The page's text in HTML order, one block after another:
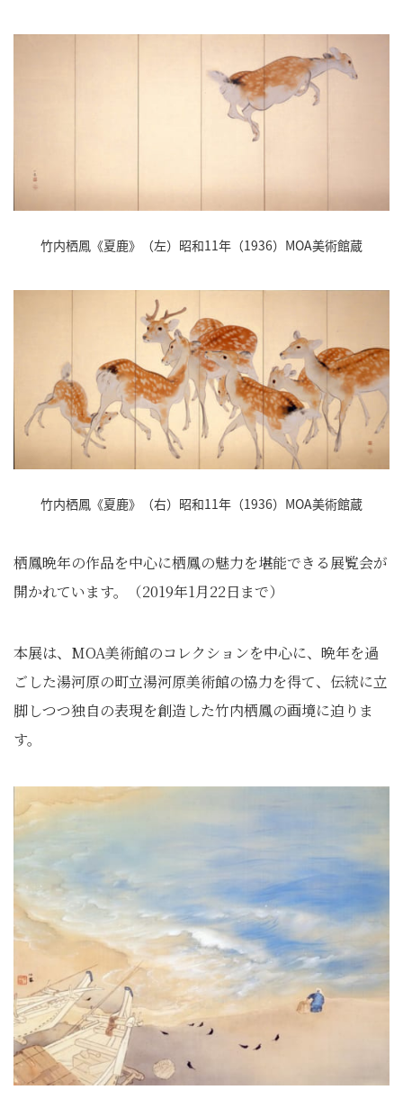
竹内栖鳳《夏鹿》（左）昭和11年（1936）MOA美術館蔵
竹内栖鳳《夏鹿》（右）昭和11年（1936）MOA美術館蔵
栖鳳晩年の作品を中心に栖鳳の魅力を堪能できる展覧会が
開かれています。（2019年1月22日まで）
本展は、MOA美術館のコレクションを中心に、晩年を過
ごした湯河原の町立湯河原美術館の協力を得て、伝統に立
脚しつつ独自の表現を創造した竹内栖鳳の画境に迫りま
す。